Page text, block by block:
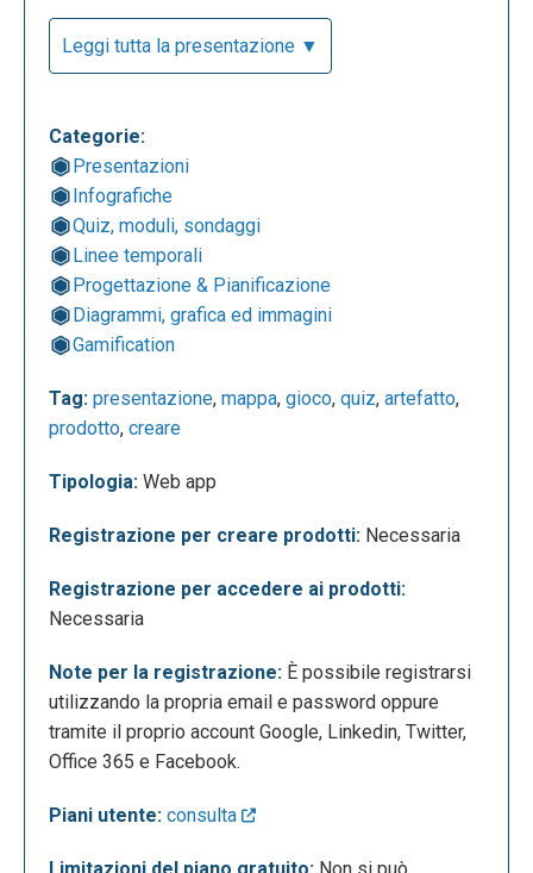
delle principali procedure e operazioni, la semplicità
di utilizzo ed infine la semplicità con cui la si può
integrare nelle attività didattiche. La schermata
un account per poter iniziare a creare un prodotto.
L’applicazione offre due principali tipologie di piani
di abbonamento: Education e Professional con 4
Education il primo account è totalmente gratuito, il
secondo chiamato “Student”, il terzo “Edu Pro” ed
Professional il primo è totalmente gratuito, il
secondo chiamato “Pro”, il terzo “Master” ed infine
account consistono nella quantità di risorse e
templates a disposizione, nella possibilità di
importare file che si possono caricare all’interno
dell’applicazione e nella possibilità di
Leggi tutta la presentazione ▼
Categorie:
Presentazioni
Infografiche
Quiz, moduli, sondaggi
Linee temporali
Progettazione & Pianificazione
Diagrammi, grafica ed immagini
Gamification
Tag: presentazione, mappa, gioco, quiz, artefatto,
prodotto, creare
Tipologia: Web app
Registrazione per creare prodotti: Necessaria
Registrazione per accedere ai prodotti:
Necessaria
Note per la registrazione: È possibile registrarsi
utilizzando la propria email e password oppure
tramite il proprio account Google, Linkedin, Twitter,
Office 365 e Facebook.
Piani utente: consulta